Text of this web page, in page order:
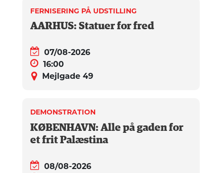
FERNISERING PÅ UDSTILLING
AARHUS: Statuer for fred
07/08-2026
16:00
Mejlgade 49
DEMONSTRATION
KØBENHAVN: Alle på gaden for
et frit Palæstina
08/08-2026